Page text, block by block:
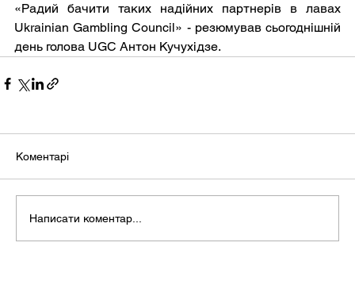
«Радий бачити таких надійних партнерів в лавах
Ukrainian Gambling Council» - резюмував сьогоднішній
день голова UGC Антон Кучухідзе.
Коментарі
Написати коментар...